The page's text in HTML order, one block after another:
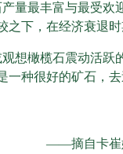
量最丰富与最受欢
之下，在经济衰退
想橄榄石震动活跃
一种很好的矿石，
——摘自卡崔